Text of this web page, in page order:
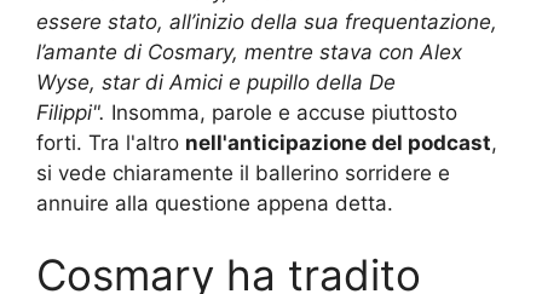
essere stato, all’inizio della sua frequentazione,
l’amante di Cosmary, mentre stava con Alex
Wyse, star di Amici e pupillo della De
Filippi". Insomma, parole e accuse piuttosto
forti. Tra l'altro nell'anticipazione del podcast,
si vede chiaramente il ballerino sorridere e
annuire alla questione appena detta.
Cosmary ha tradito